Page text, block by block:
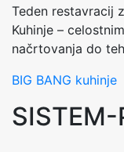
Teden restavracij
Kuhinje –
načrtovanja do
BIG BANG kuhinje
SISTEM-